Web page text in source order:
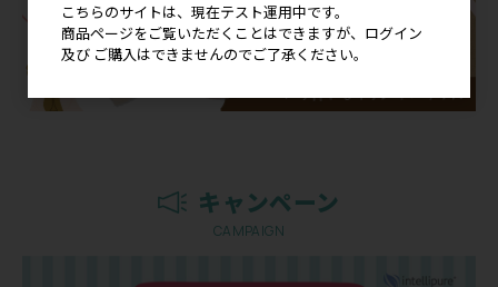
キャンペーン
CAMPAIGN
こちらのサイトは、現在テスト運用中です。
商品ページをご覧いただくことはできますが、ログイン
及び ご購入はできませんのでご了承ください。